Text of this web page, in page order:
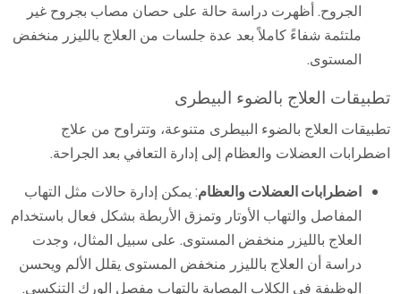
الجروح. أظهرت دراسة حالة على حصان مصاب بجروح غير
ملتئمة شفاءً كاملاً بعد عدة جلسات من العلاج بالليزر منخفض
المستوى.
تطبيقات العلاج بالضوء البيطرى
تطبيقات العلاج بالضوء البيطرى متنوعة، وتتراوح من علاج
اضطرابات العضلات والعظام إلى إدارة التعافي بعد الجراحة.
اضطرابات العضلات والعظام: يمكن إدارة حالات مثل التهاب
المفاصل والتهاب الأوتار وتمزق الأربطة بشكل فعال باستخدام
العلاج بالليزر منخفض المستوى. على سبيل المثال، وجدت
دراسة أن العلاج بالليزر منخفض المستوى يقلل الألم ويحسن
الوظيفة في الكلاب المصابة بالتهاب مفصل الورك التنكسي.